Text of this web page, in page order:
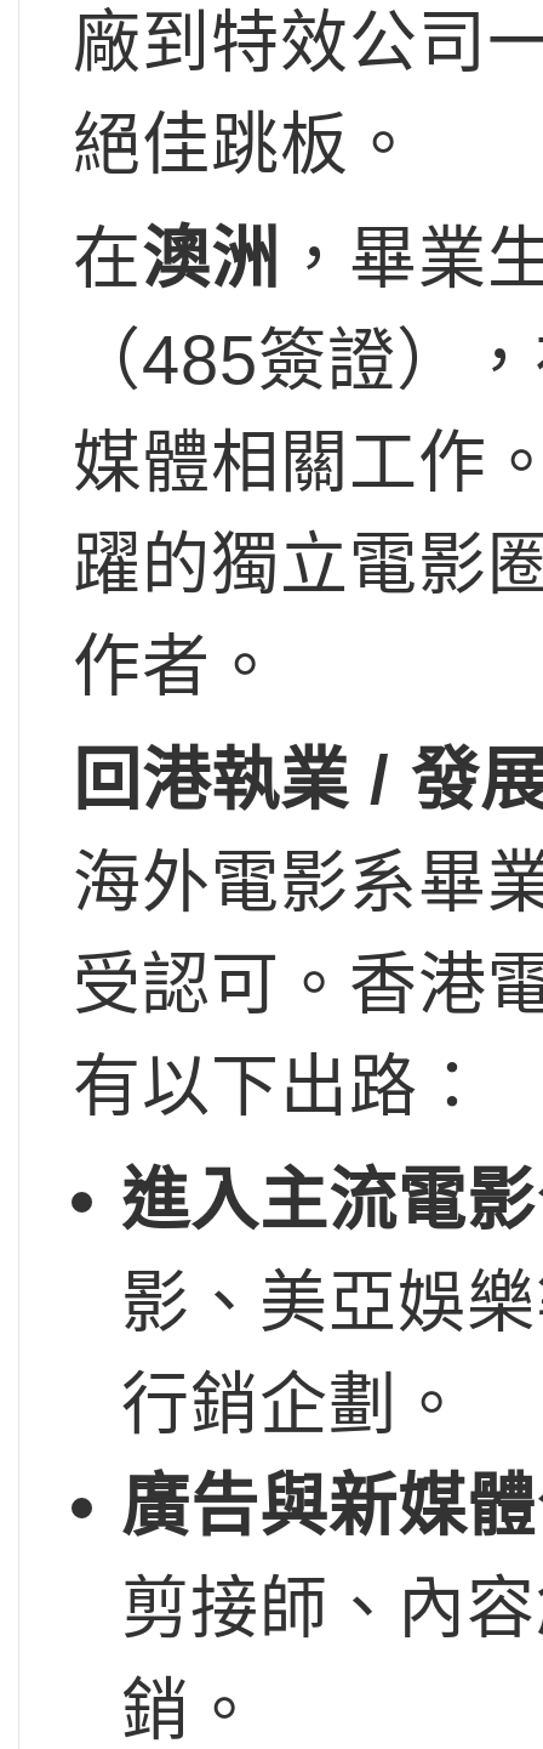
廠到特效公司
絕佳跳板。
在澳洲 ，畢業
（485簽證）
媒體相關工作
躍的獨立電影
作者。
回港執業 / 發
海外電影系畢
受認可。香港
有以下出路：
進入主流電
影、美亞娛
行銷企劃。
廣告與新媒
剪接師、內
銷。